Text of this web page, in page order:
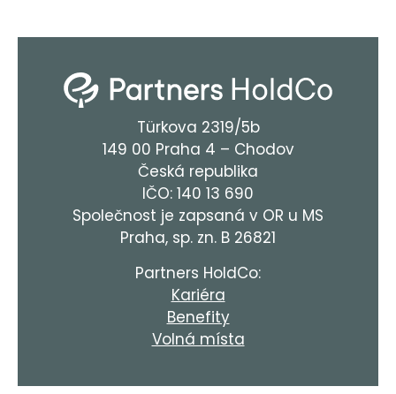
Türkova 2319/5b
149 00 Praha 4 – Chodov
Česká republika
IČO: 140 13 690
Společnost je zapsaná v OR u MS
Praha, sp. zn. B 26821
Partners HoldCo:
Kariéra
Benefity
Volná místa